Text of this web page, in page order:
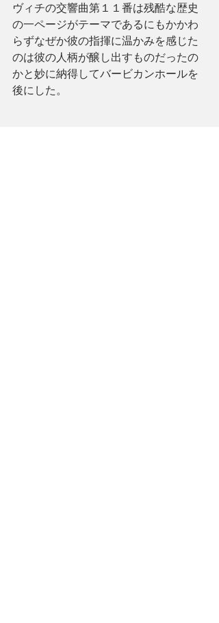
ヴィチの交響曲第１１番は残酷な歴史
の一ページがテーマであるにもかかわ
らずなぜか彼の指揮に温かみを感じた
のは彼の人柄が醸し出すものだったの
かと妙に納得してバービカンホールを
後にした。